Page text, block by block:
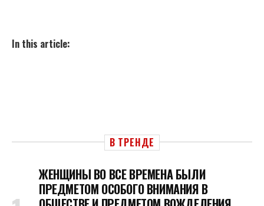
In this article:
В ТРЕНДЕ
ЖЕНЩИНЫ ВО ВСЕ ВРЕМЕНА БЫЛИ
ПРЕДМЕТОМ ОСОБОГО ВНИМАНИЯ В